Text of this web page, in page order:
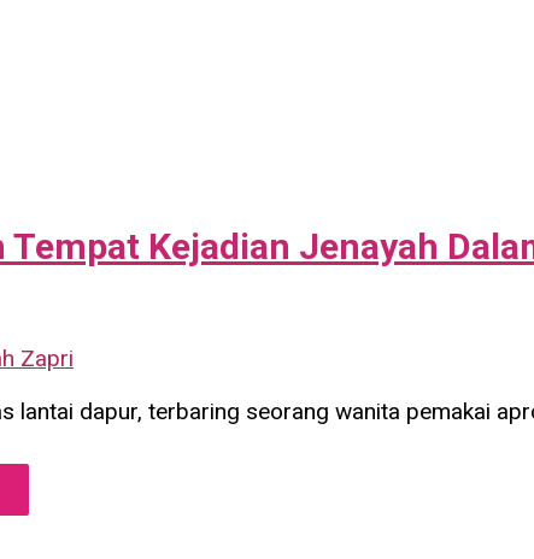
Tempat Kejadian Jenayah
Zapri
lantai dapur, terbaring seorang wanita pemakai